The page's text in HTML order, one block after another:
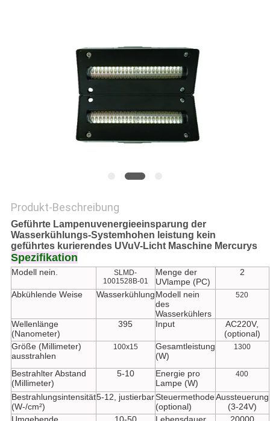
Produkt-Beschreibung
Geführte Lampenuvenergieeinsparung der
Wasserkühlungs-Systemhohen leistung kein
geführtes kurierendes UVuV-Licht Maschine Mercurys
Spezifikation
Modell nein.
SLMD-
1001528B-01
Menge der
UVlampe (PC)
2
Abkühlende Weise WasserkühlungModell nein
des
Wasserkühlers
520
Wellenlänge
(Nanometer)
395 Input
AC220V,
(optional)
Größe (Millimeter)
ausstrahlen
100x15
Gesamtleistung
(W)
1300
Bestrahlter Abstand
(Millimeter)
5-10
Energie pro
Lampe (W)
400
Bestrahlungsintensität
(W-/cm²)
5-12, justierbarSteuermethode
(optional)
Aussteuerung
(3-24V)